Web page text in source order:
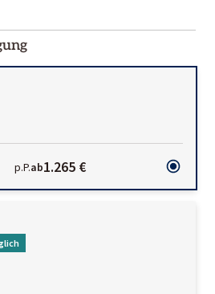
p.P.ab1.265 €